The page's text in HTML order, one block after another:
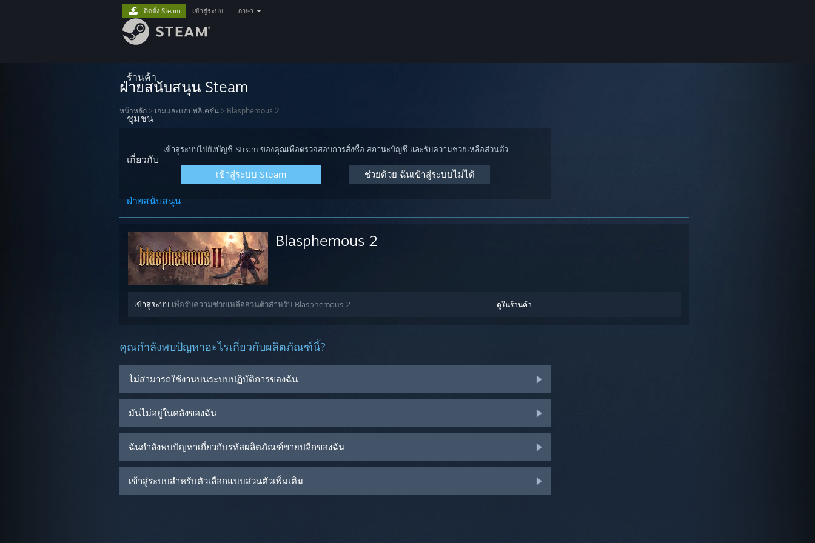
ร้านค้า
ชุมชน
เกี่ยวกับ
ฝ่ายสนับสนุน
ติดตั้ง Steam เข้าสู่ระบบ ภาษา
ฝ่ายสนับสนุน Steam
หน้าหลัก > เกมและแอปพลิเคชัน > Blasphemous 2
เข้าสู่ระบบไปยังบัญชี Steam ของคุณเพื่อตรวจสอบการสั่งซื้อ สถานะบัญชี และรับความช่วยเหลือส่วนตัว
เข้าสู่ระบบ Steam ช่วยด้วย ฉันเข้าสู่ระบบไม่ได้
Blasphemous 2
ดูในร้านค้า
เข้าสู่ระบบ เพื่อรับความช่วยเหลือส่วนตัวสำหรับ Blasphemous 2
คุณกำลังพบปัญหาอะไรเกี่ยวกับผลิตภัณฑ์นี้?
ไม่สามารถใช้งานบนระบบปฏิบัติการของฉัน
มันไม่อยู่ในคลังของฉัน
ฉันกำลังพบปัญหาเกี่ยวกับรหัสผลิตภัณฑ์ขายปลีกของฉัน
เข้าสู่ระบบสำหรับตัวเลือกแบบส่วนตัวเพิ่มเติม